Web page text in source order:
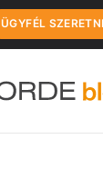
ÜGYFÉL